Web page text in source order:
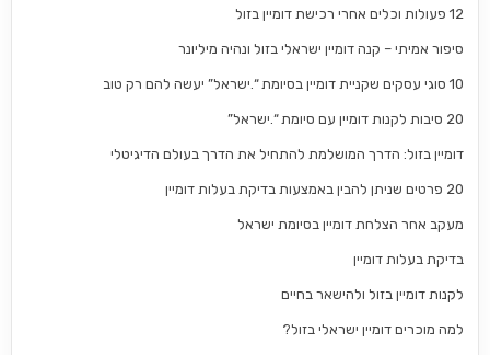
12 פעולות וכלים אחרי רכישת דומיין בזול
סיפור אמיתי – קנה דומיין ישראלי בזול ונהיה מיליונר
10 סוגי עסקים שקניית דומיין בסיומת “.ישראל” יעשה להם רק טוב
20 סיבות לקנות דומיין עם סיומת “.ישראל”
דומיין בזול: הדרך המושלמת להתחיל את הדרך בעולם הדיגיטלי
20 פרטים שניתן להבין באמצעות בדיקת בעלות דומיין
מעקב אחר הצלחת דומיין בסיומת ישראל
בדיקת בעלות דומיין
לקנות דומיין בזול ולהישאר בחיים
למה מוכרים דומיין ישראלי בזול?